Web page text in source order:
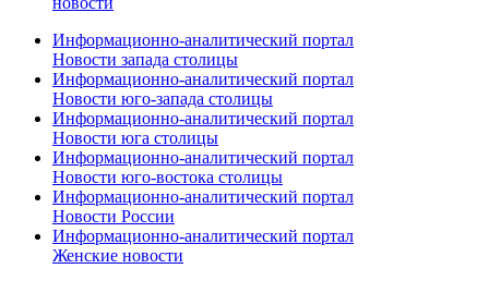
Информационно-аналитический портал
Новости запада столицы
Информационно-аналитический портал
Новости юго-запада столицы
Информационно-аналитический портал
Новости юга столицы
Информационно-аналитический портал
Новости юго-востока столицы
Информационно-аналитический портал
Новости России
Информационно-аналитический портал
Женские новости